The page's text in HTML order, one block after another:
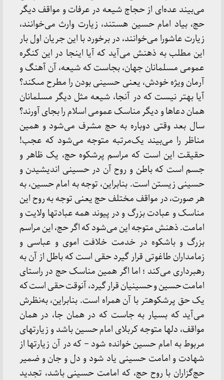
مى‏‌بیند عده‏‌اى از حجاج شیعه در عرفات و مواقف دیگر
حج، بیاد امام حسین هستند، زیارت وارث مى‏‌خوانند،
زیارت عاشورا مى‏‌خوانند، در برخورد با این جریان اول بار
این مطلب به ذهنش مى‏‌آید که آیا اینجا در این کنگره
عمومى مسلمانان جهان، بجاست که شیعه، آن آهنگ و
آرمان ویژه خودش، یعنى حسینى بودن را مطرح مى‏کند؟
آیا بهتر نیست که در آنجا، شیعه مثل دیگر مسلمانان
همان دعاها و دیگر مناسک عمومى اسلام را بجاى آورند؟
سال بعد وقتى دوباره به حج مشرف مى‏‌شود و همین
مناظر را مى‏‌بیند یک‌مرتبه متوجه مى‏‌شود که عجب!
حقیقت این است که مراسم پرشکوه حج، یک ظاهر و
جسم است که باطن و روح آن در حسینى اندیشیدن و
حسینى زیستن است. بنابراین، توجه به امام حسین، به
هر صورت، در مواقف مختلف حج یعنى توجه به روح این
مناسک و عبادت بزرگ و در پیوند همه عبادت‏ها ولایت و
امامت. ذهنش متوجه این مى‏‌شود که اگر حج، این مراسم
بزرگ و باشکوه در خدمت خلافت اموى و عباسى و
زمامداران طاغوتى قرار گیرد حقى است که باطل از آن به
ره‏بردارى مى‏‌کند ؛ اما اگر همین مناسک حج در راستاى
امامت حسین و حسینیان قرار گیرد، آن‏وقت حقى است که
یک حق پرشکوه‏تر با آن همراه است. بنابراین، به‏‌نظرش
مى‏‌آید که بسیار به‏ جاست که در همان جا، در همان
مواقف، دل‏ها متوجه کربلاى امام حسین باشد و زیارت‏هاى
مربوط به امام حسین خوانده شود – که در آن زیارت‏ها از
شهادت و امامت حسینى یاد شود و دل و جان و ضمیر
حج‏‌گزاران با روح حج، که امامت حسینى باشد، تجدید